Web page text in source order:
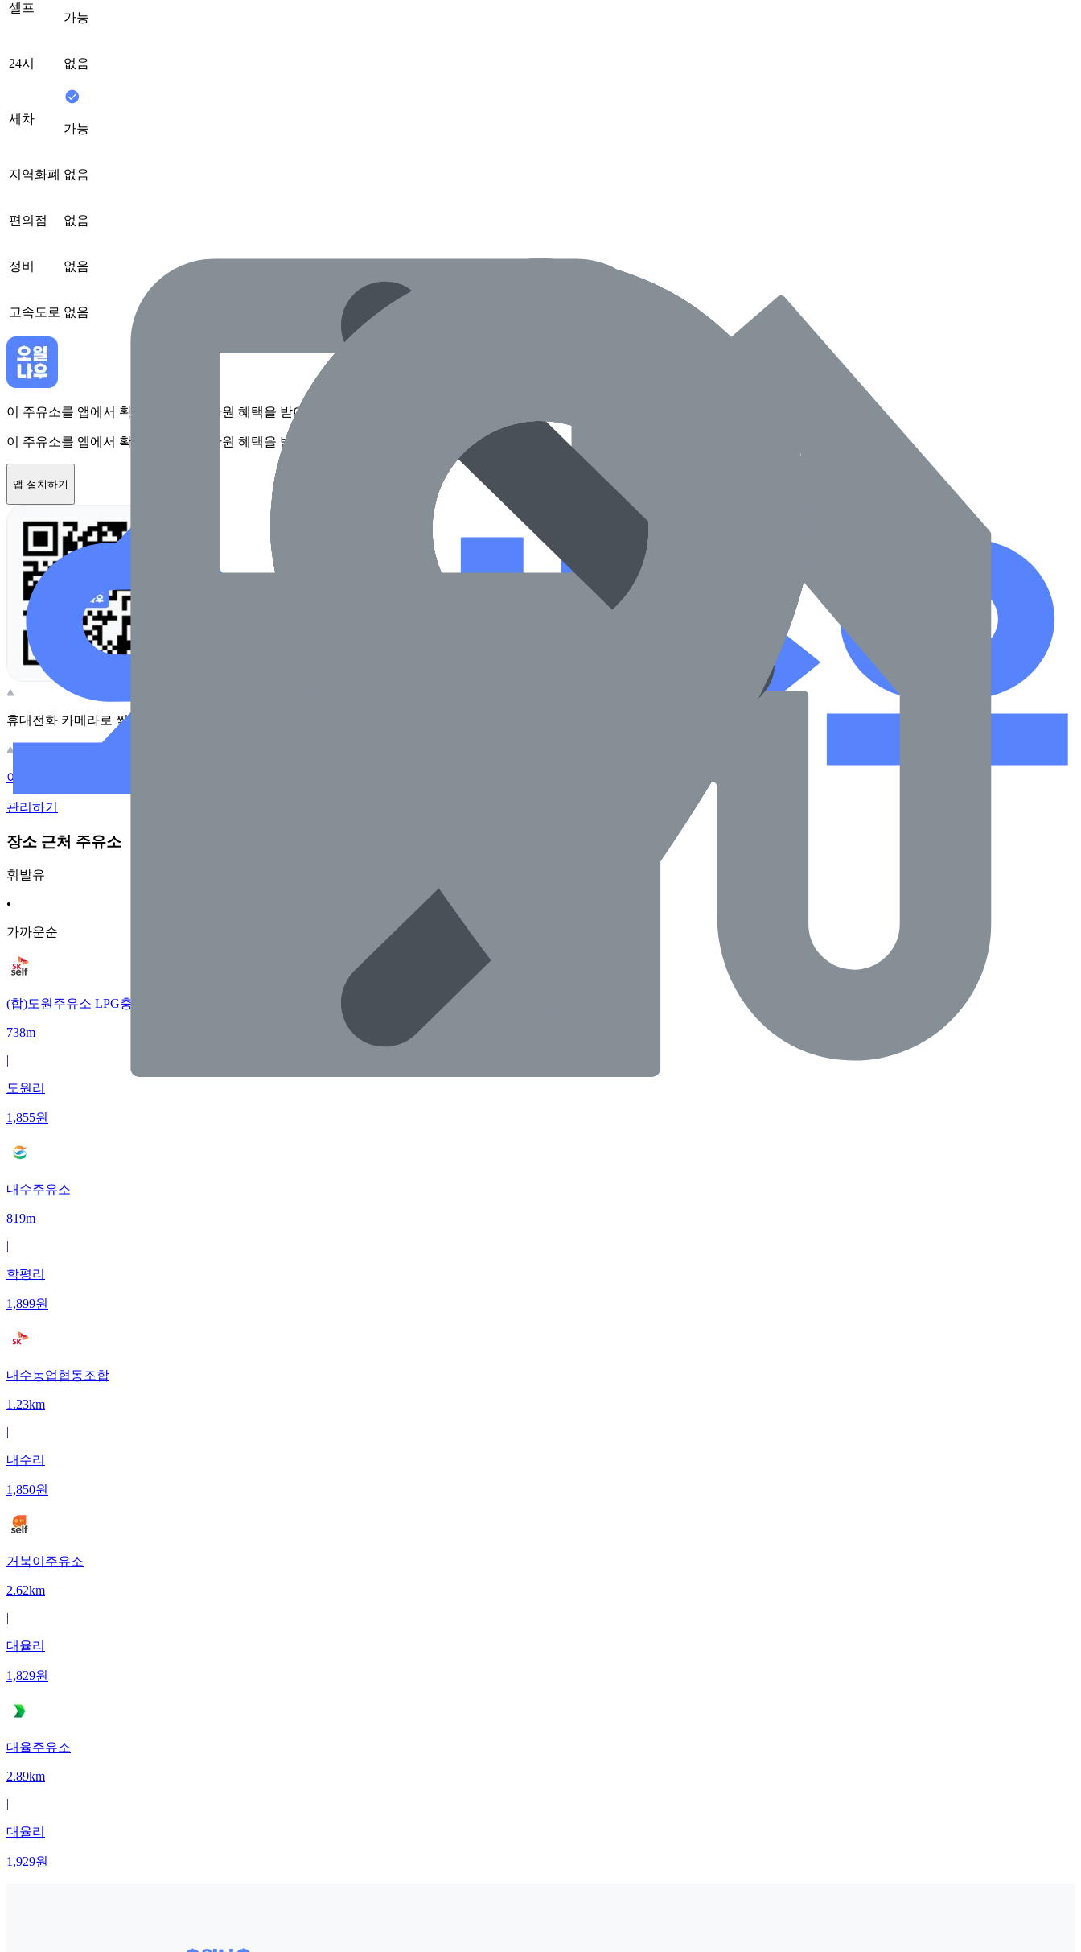
셀프
가능
24시 없음
세차
가능
지역화폐 없음
편의점 없음
정비 없음
고속도로 없음
이 주유소를 앱에서 확인하고 최대 1만원 혜택을 받아보세요
이 주유소를 앱에서 확인하고 최대 1만원 혜택을 받아보세요
앱 설치하기
휴대전화 카메라로 찍어보세요
이 주유소의 사장님이신가요?
관리하기
장소 근처 주유소
휘발유
•
가까운순
(합)도원주유소 LPG충전소 수소충전소
738m
|
도원리
1,855원
내수주유소
819m
|
학평리
1,899원
내수농업협동조합
1.23km
|
내수리
1,850원
거북이주유소
2.62km
|
대율리
1,829원
대율주유소
2.89km
|
대율리
1,929원